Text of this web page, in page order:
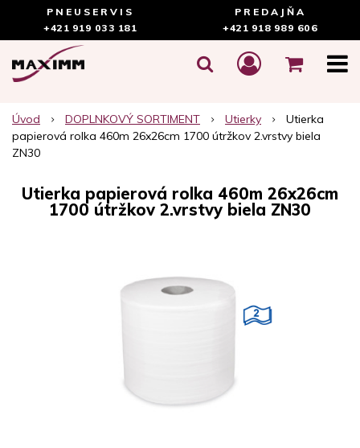
PNEUSERVIS
+421 919 033 181
PREDAJŇA
+421 918 989 606
Úvod DOPLNKOVÝ SORTIMENT Utierky
Utierka
papierová rolka 460m 26x26cm 1700 útržkov 2.vrstvy biela
ZN30
Utierka papierová rolka 460m 26x26cm
1700 útržkov 2.vrstvy biela ZN30